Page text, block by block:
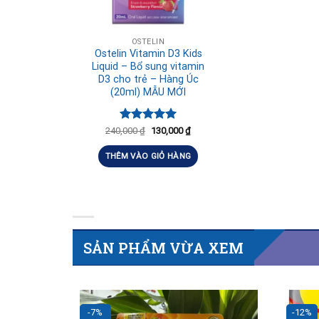
OSTELIN
Ostelin Vitamin D3 Kids
Liquid – Bổ sung vitamin
D3 cho trẻ – Hàng Úc
(20ml) MẪU MỚI
Được xếp
5 sao
240,000₫ 130,000₫
THÊM VÀO GIỎ HÀNG
SẢN PHẨM VỪA XEM
-7% -12%